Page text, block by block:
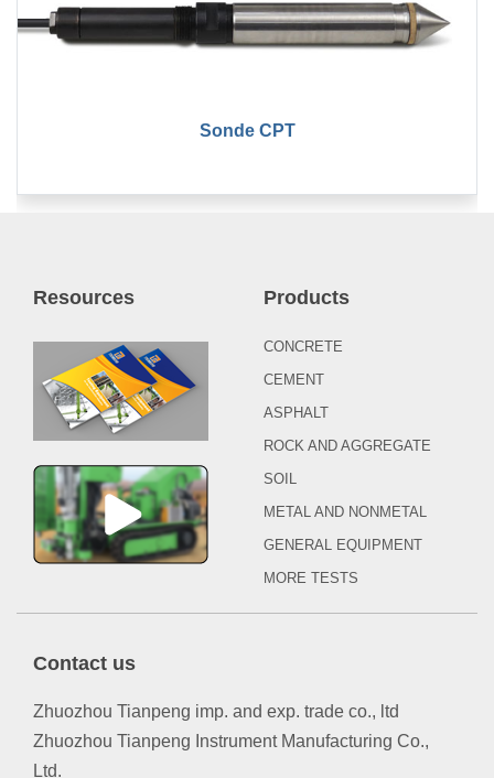
Sonde CPT
Resources Products
CONCRETE
CEMENT
ASPHALT
ROCK AND AGGREGATE
SOIL
METAL AND NONMETAL
GENERAL EQUIPMENT
MORE TESTS
Contact us
Zhuozhou Tianpeng imp. and exp. trade co., ltd
Zhuozhou Tianpeng Instrument Manufacturing Co.,
Ltd.